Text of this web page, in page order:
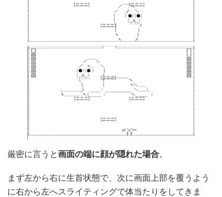
厳密に言うと画面の端に顔が隠れた場合。
まず左から右に生首状態で、次に画面上部を覆うよう
に右から左へスライティングで体当たりをしてきま